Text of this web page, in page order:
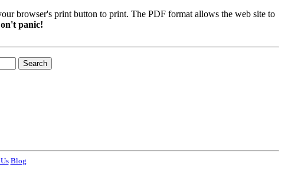
browser's print button to print. The PDF format allows the web site to
panic!
Blog